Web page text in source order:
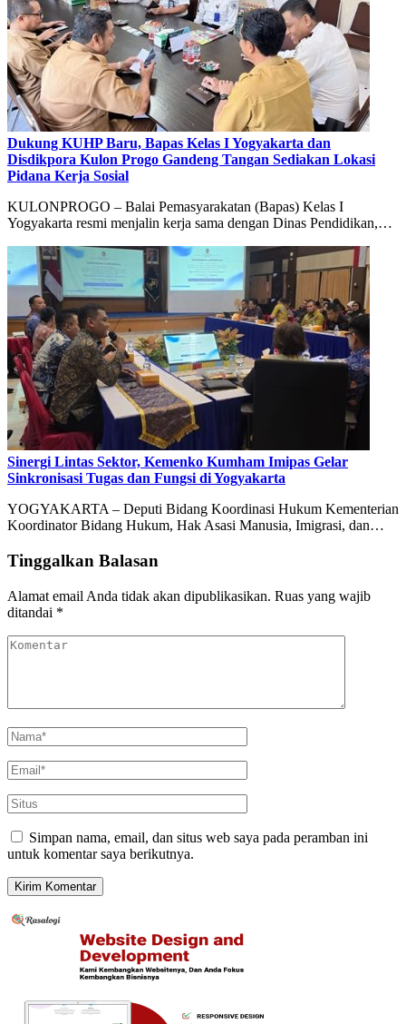
Dukung KUHP Baru, Bapas Kelas I Yogyakarta dan
Disdikpora Kulon Progo Gandeng Tangan Sediakan Lokasi
Pidana Kerja Sosial
KULONPROGO – Balai Pemasyarakatan (Bapas) Kelas I
Yogyakarta resmi menjalin kerja sama dengan Dinas Pendidikan,…
Sinergi Lintas Sektor, Kemenko Kumham Imipas Gelar
Sinkronisasi Tugas dan Fungsi di Yogyakarta
YOGYAKARTA – Deputi Bidang Koordinasi Hukum Kementerian
Koordinator Bidang Hukum, Hak Asasi Manusia, Imigrasi, dan…
Tinggalkan Balasan
Alamat email Anda tidak akan dipublikasikan. Ruas yang wajib
ditandai *
Simpan nama, email, dan situs web saya pada peramban ini
untuk komentar saya berikutnya.